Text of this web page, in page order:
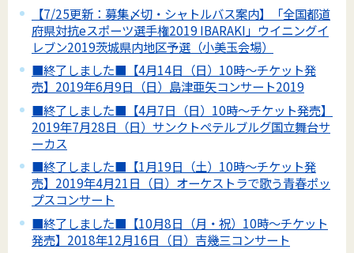
【7/25更新：募集〆切・シャトルバス案内】「全国都道
府県対抗eスポーツ選手権2019 IBARAKI」ウイニングイ
レブン2019茨城県内地区予選（小美玉会場）
■終了しました■【4月14日（日）10時～チケット発
売】2019年6月9日（日）島津亜矢コンサート2019
■終了しました■【4月7日（日）10時～チケット発売】
2019年7月28日（日）サンクトペテルブルグ国立舞台サ
ーカス
■終了しました■【1月19日（土）10時～チケット発
売】2019年4月21日（日）オーケストラで歌う青春ポッ
プスコンサート
■終了しました■【10月8日（月・祝）10時～チケット
発売】2018年12月16日（日）吉幾三コンサート